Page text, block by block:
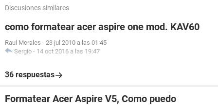
Discusiones similares
como formatear acer aspire one mod. KAV60
Raul Morales - 23 jul 2010 a las 01:45
Sergio - 14 oct 2016 a las 19:47
36 respuestas
Formatear Acer Aspire V5, Como puedo